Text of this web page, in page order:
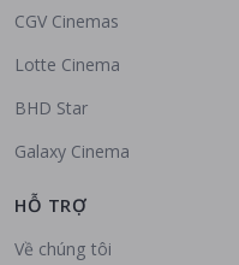
CGV Cinemas
Lotte Cinema
BHD Star
Galaxy Cinema
HỖ TRỢ
Về chúng tôi